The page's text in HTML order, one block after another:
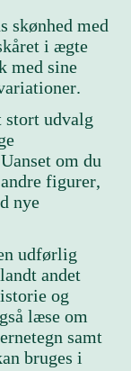
skønhed med
i ægte
med sine
stort udvalg
om du
figurer,
nye
udførlig
andet
og
læse om
samt
bruges i